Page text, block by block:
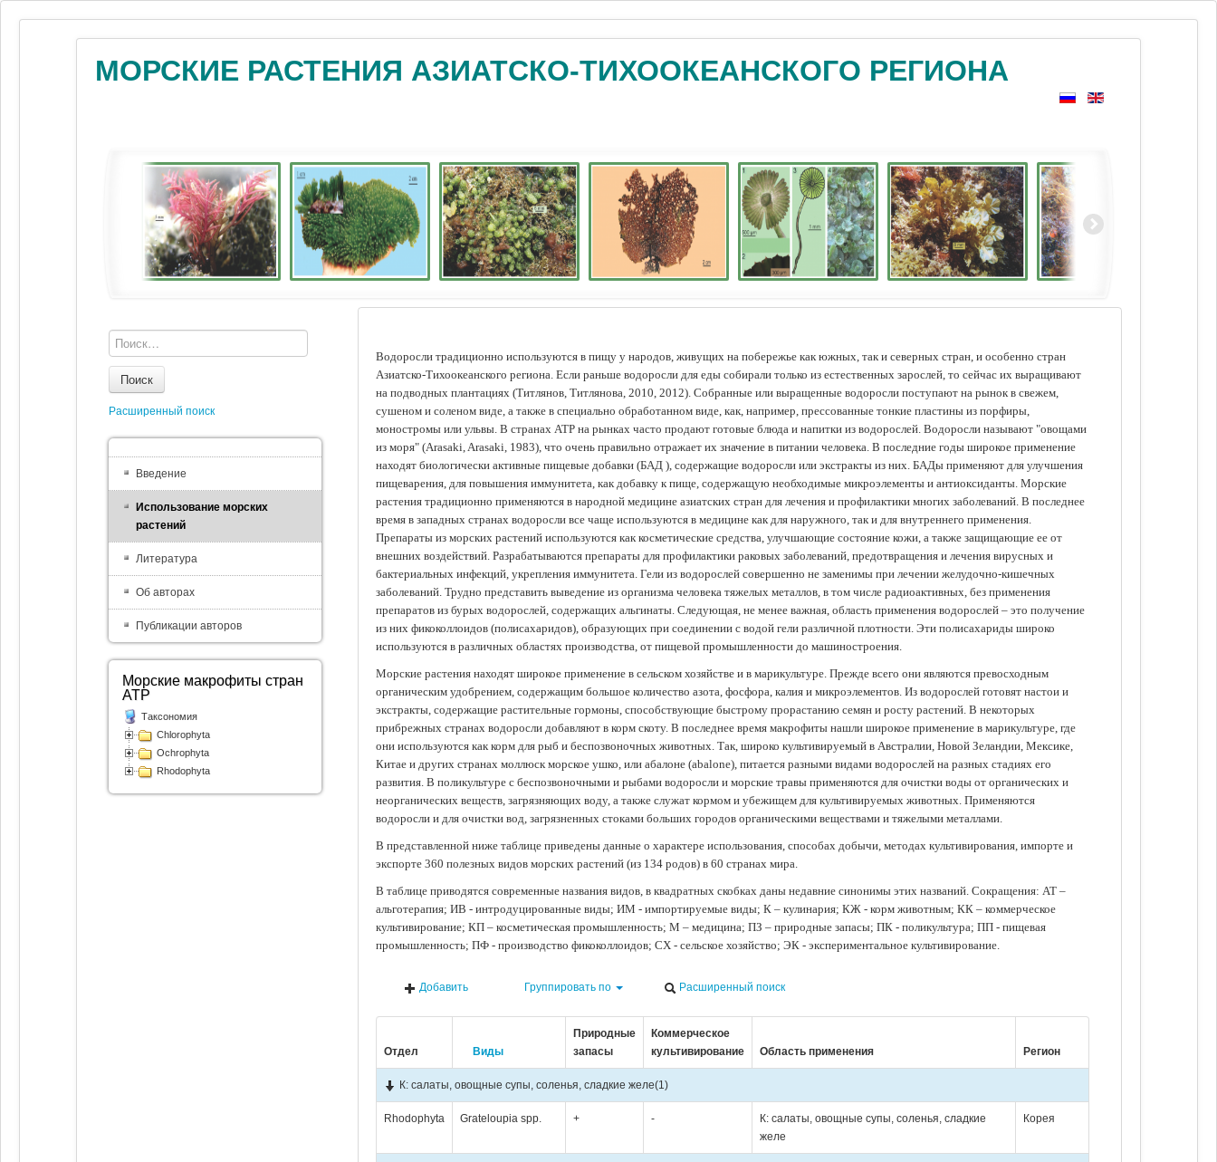
МОРСКИЕ РАСТЕНИЯ АЗИАТСКО-ТИХООКЕАНСКОГО РЕГИОНА
Водоросли традиционно используются в пищу у народов, живущих на побережье как южных, так и северных стран, и особенно стран
Азиатско-Тихоокеанского региона. Если раньше водоросли для еды собирали только из естественных зарослей, то сейчас их выращивают
на подводных плантациях (Tитлянов, Титлянова, 2010, 2012). Собранные или выращенные водоросли поступают на рынок в свежем,
сушеном и соленом виде, а также в специально обработанном виде, как, например, прессованные тонкие пластины из порфиры,
моностромы или ульвы. В странах АТР на рынках часто продают готовые блюда и напитки из водорослей. Водоросли называют "овощами
из моря" (Arasaki, Arasaki, 1983), что очень правильно отражает их значение в питании человека. В последние годы широкое применение
находят биологически активные пищевые добавки (БАД ), содержащие водоросли или экстракты из них. БАДы применяют для улучшения
пищеварения, для повышения иммунитета, как добавку к пище, содержащую необходимые микроэлементы и антиоксиданты. Морские
растения традиционно применяются в народной медицине азиатских стран для лечения и профилактики многих заболеваний. В последнее
время в западных странах водоросли все чаще используются в медицине как для наружного, так и для внутреннего применения.
Препараты из морских растений используются как косметические средства, улучшающие состояние кожи, а также защищающие ее от
внешних воздействий. Разрабатываются препараты для профилактики раковых заболеваний, предотвращения и лечения вирусных и
бактериальных инфекций, укрепления иммунитета. Гели из водорослей совершенно не заменимы при лечении желудочно-кишечных
заболеваний. Трудно представить выведение из организма человека тяжелых металлов, в том числе радиоактивных, без применения
препаратов из бурых водорослей, содержащих альгинаты. Следующая, не менее важная, область применения водорослей – это получение
из них фикоколлоидов (полисахаридов), образующих при соединении с водой гели различной плотности. Эти полисахариды широко
используются в различных областях производства, от пищевой промышленности до машиностроения.
Морские растения находят широкое применение в сельском хозяйстве и в марикультуре. Прежде всего они являются превосходным
органическим удобрением, содержащим большое количество азота, фосфора, калия и микроэлементов. Из водорослей готовят настои и
экстракты, содержащие растительные гормоны, способствующие быстрому прорастанию семян и росту растений. В некоторых
прибрежных странах водоросли добавляют в корм скоту. В последнее время макрофиты нашли широкое применение в марикультуре, где
они используются как корм для рыб и беспозвоночных животных. Так, широко культивируемый в Австралии, Новой Зеландии, Мексике,
Китае и других странах моллюск морское ушко, или абалоне (abalone), питается разными видами водорослей на разных стадиях его
развития. В поликультуре с беспозвоночными и рыбами водоросли и морские травы применяются для очистки воды от органических и
неорганических веществ, загрязняющих воду, а также служат кормом и убежищем для культивируемых животных. Применяются
водоросли и для очистки вод, загрязненных стоками больших городов органическими веществами и тяжелыми металлами.
В представленной ниже таблице приведены данные о характере использования, способах добычи, методах культивирования, импорте и
экспорте 360 полезных видов морских растений (из 134 родов) в 60 странах мира.
В таблице приводятся современные названия видов, в квадратных скобках даны недавние синонимы этих названий. Сокращения: АТ –
альготерапия; ИВ - интродуцированные виды; ИМ - импортируемые виды; К – кулинария; КЖ - корм животным; КК – коммерческое
культивирование; КП – косметическая промышленность; М – медицина; ПЗ – природные запасы; ПК - поликультура; ПП - пищевая
промышленность; ПФ - производство фикоколлоидов; СХ - сельское хозяйство; ЭК - экспериментальное культивирование.
Добавить Группировать по Расширенный поиск
Отдел Виды
Природные
запасы
Коммерческое
культивирование
Область применения Регион
К: салаты, овощные супы, соленья, сладкие желе(1)
Rhodophyta Grateloupia spp. + -
К: салаты, овощные супы, соленья, сладкие
желе
Корея
Поиск
Расширенный поиск
Введение
Использование морских
растений
Литература
Об авторах
Публикации авторов
Морские макрофиты стран
АТР
Таксономия
Chlorophyta
Ochrophyta
Rhodophyta